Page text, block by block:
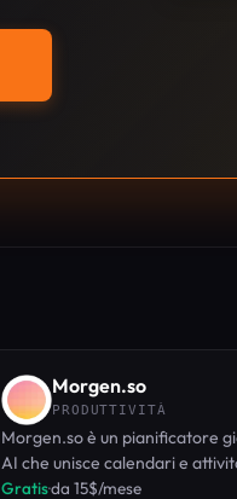
Morgen.so
PRODUTTIVITÀ
Morgen.so è un pianificatore
AI che unisce calendari e
time blocking e la
Gratis·da 15$/mese